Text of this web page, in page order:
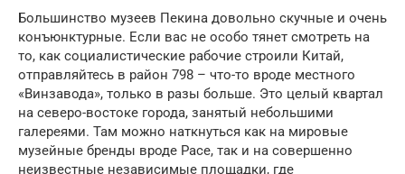
Большинство музеев Пекина довольно скучные и очень
конъюнктурные. Если вас не особо тянет смотреть на
то, как социалистические рабочие строили Китай,
отправляйтесь в район 798 – что-то вроде местного
«Винзавода», только в разы больше. Это целый квартал
на северо-востоке города, занятый небольшими
галереями. Там можно наткнуться как на мировые
музейные бренды вроде Pace, так и на совершенно
неизвестные независимые площадки, где